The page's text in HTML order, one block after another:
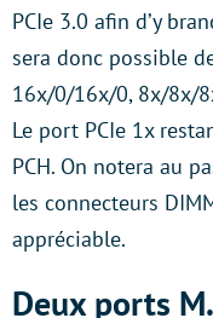
PCIe 3.0 afin d’y
sera donc possible
16x/0/16x/0, 8x/8x/
Le port PCIe 1x
PCH. On notera au
les connecteurs
appréciable.
Deux ports